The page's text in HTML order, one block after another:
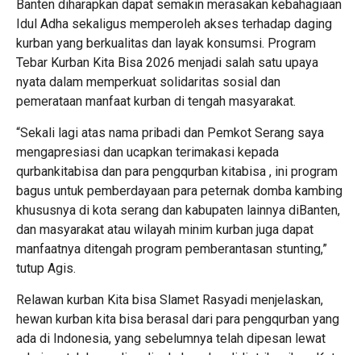
Banten diharapkan dapat semakin merasakan kebahagiaan
Idul Adha sekaligus memperoleh akses terhadap daging
kurban yang berkualitas dan layak konsumsi. Program
Tebar Kurban Kita Bisa 2026 menjadi salah satu upaya
nyata dalam memperkuat solidaritas sosial dan
pemerataan manfaat kurban di tengah masyarakat.
“Sekali lagi atas nama pribadi dan Pemkot Serang saya
mengapresiasi dan ucapkan terimakasi kepada
qurbankitabisa dan para pengqurban kitabisa , ini program
bagus untuk pemberdayaan para peternak domba kambing
khususnya di kota serang dan kabupaten lainnya diBanten,
dan masyarakat atau wilayah minim kurban juga dapat
manfaatnya ditengah program pemberantasan stunting,”
tutup Agis.
Relawan kurban Kita bisa Slamet Rasyadi menjelaskan,
hewan kurban kita bisa berasal dari para pengqurban yang
ada di Indonesia, yang sebelumnya telah dipesan lewat